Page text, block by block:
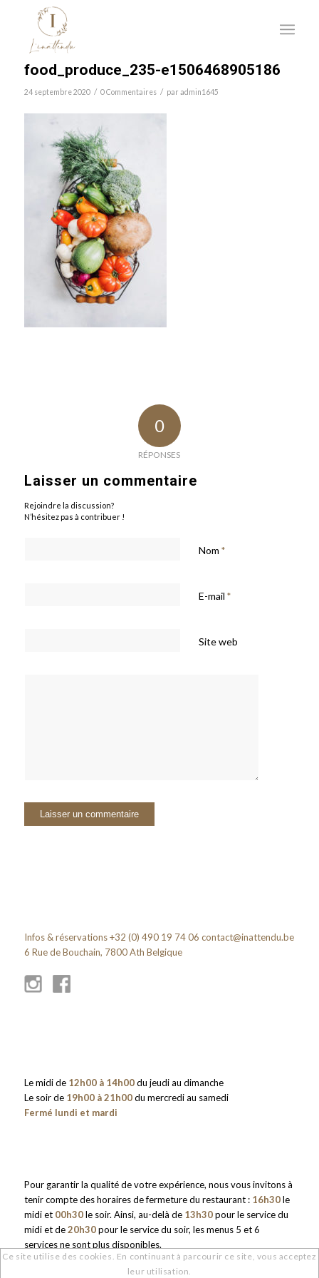
food_produce_235-e1506468905186
24 septembre 2020 / 0 Commentaires / par admin1645
0
RÉPONSES
Laisser un commentaire
Rejoindre la discussion?
N’hésitez pas à contribuer !
Nom *
E-mail *
Site web
Infos & réservations +32 (0) 490 19 74 06 contact@inattendu.be
6 Rue de Bouchain, 7800 Ath Belgique
Le midi de 12h00 à 14h00du jeudi au dimanche
Le soir de 19h00 à 21h00du mercredi au samedi
Fermé lundi et mardi
Pour garantir la qualité de votre expérience, nous vous invitons à
tenir compte des horaires de fermeture du restaurant : 16h30le
midi et 00h30le soir. Ainsi, au-delà de 13h30pour le service du
midi et de20h30pour le service du soir, les menus 5 et 6
services ne sont plus disponibles.
Ce site utilise des cookies. En continuant à parcourir ce site, vous acceptez
leur utilisation.